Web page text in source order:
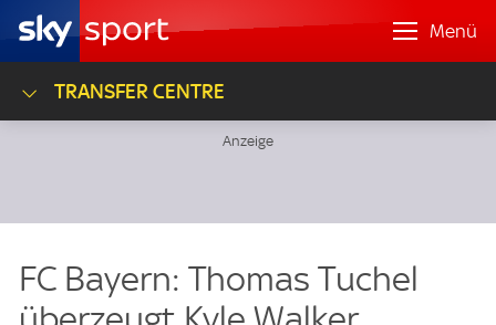
Menü
TRANSFER CENTRE
FC Bayern: Thomas Tuchel